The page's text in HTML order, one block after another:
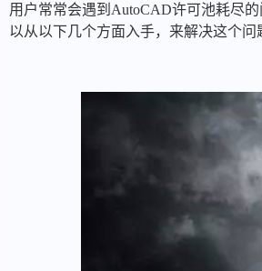
用户常常会遇到AutoCAD许可池耗尽
以从以下几个方面入手，来解决这个问